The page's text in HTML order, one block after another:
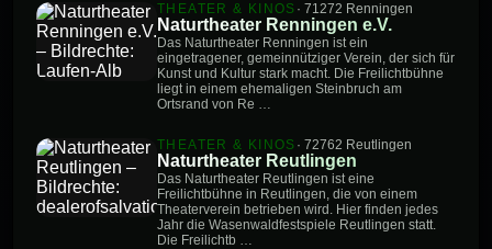
THEATER & KINOS · 71272 Renningen
Naturtheater Renningen e.V.
Das Naturtheater Renningen ist ein
eingetragener, gemeinnütziger Verein, der sich für
Kunst und Kultur stark macht. Die Freilichtbühne
liegt in einem ehemaligen Steinbruch am
Ortsrand von Re …
THEATER & KINOS · 72762 Reutlingen
Naturtheater Reutlingen
Das Naturtheater Reutlingen ist eine
Freilichtbühne in Reutlingen, die von einem
Theaterverein betrieben wird. Hier finden jedes
Jahr die Wasenwaldfestspiele Reutlingen statt.
Die Freilichtb …